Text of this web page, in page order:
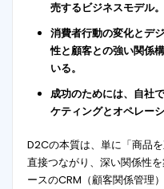
売するビジネスモデル。
消費者行動の変化とデ
性と顧客との強い関係
いる。
成功のためには、自社
ケティングとオペレー
D2Cの本質は、単に「商品
直接つながり、深い関係性
ースのCRM（顧客関係管理